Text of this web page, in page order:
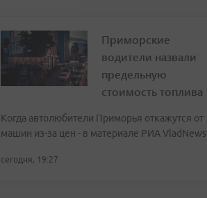
Приморские
водители назвали
предельную
стоимость топлива
Когда автолюбители Приморья откажутся от
машин из-за цен - в материале РИА VladNews
сегодня, 19:27